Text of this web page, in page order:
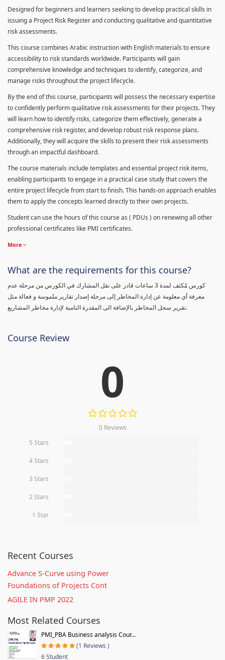
Designed for beginners and learners seeking to develop practical skills in
issuing a Project Risk Register and conducting qualitative and quantitative
risk assessments.
This course combines Arabic instruction with English materials to ensure
accessibility to risk standards worldwide. Participants will gain
comprehensive knowledge and techniques to identify, categorize, and
manage risks throughout the project lifecycle.
By the end of this course, participants will possess the necessary expertise
to confidently perform qualitative risk assessments for their projects. They
will learn how to identify risks, categorize them effectively, generate a
comprehensive risk register, and develop robust risk response plans.
Additionally, they will acquire the skills to present their risk assessments
through an impactful dashboard.
The course materials include templates and essential project risk items,
enabling participants to engage in a practical case study that covers the
entire project lifecycle from start to finish. This hands-on approach enables
them to apply the concepts learned directly to their own projects.
Student can use the hours of this course as ( PDUs ) on renewing all other
professional certificates like PMI certificates.
More
What are the requirements for this course?
كورس مٌكثف لمدة 3 ساعات قادر على نقل المشارك في الكورس من مرحلة عدم
معرفة أي معلومة عن إدارة المخاطر إلى مرحلة إصدار تقارير ملموسة و فعالة مثل
تقرير سجل المخاطر بالإضافة الى المقدرة التامية لإدارة مخاطر المشاريع.
Course Review
0
0 Reviews
5 Stars
4 Stars
3 Stars
2 Stars
1 Star
Recent Courses
Advance S-Curve using Power
Foundations of Projects Cont
AGILE IN PMP 2022
Most Related Courses
PMI_PBA Business analysis Cour...
(1 Reviews )
6 Student